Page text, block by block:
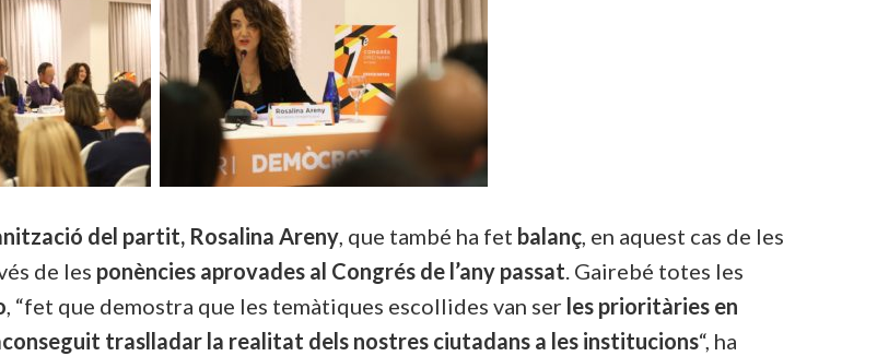
del partit, Rosalina Areny, que també ha fet balanç, en aquest cas de les
de les ponències aprovades al Congrés de l’any passat. Gairebé totes les
, “fet que demostra que les temàtiques escollides van ser les prioritàries en
traslladar la realitat dels nostres ciutadans a les institucions“, ha